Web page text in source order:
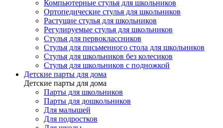
Компьютерные стулья для школьников
Ортопедические стулья для школьников
Растущие стулья для школьников
Регулируемые стулья для школьников
Стулья для первоклассников
Стулья для письменного стола для школьников
Стулья для школьников без колесиков
Стулья для школьников с подножкой
Детские парты для дома
Детские парты для дома
Парты для школьников
Парты для дошкольников
Для малышей
Для подростков